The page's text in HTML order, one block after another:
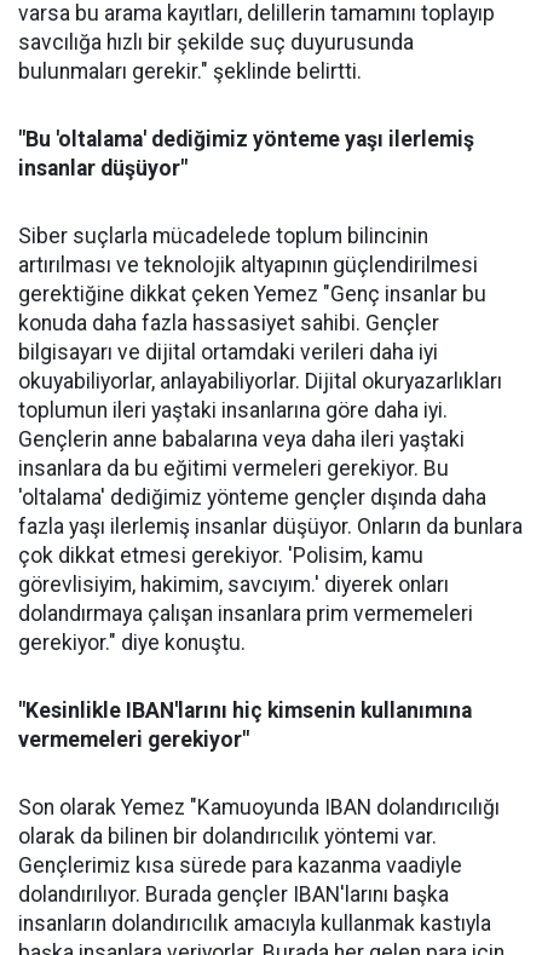
varsa bu arama kayıtları, delillerin tamamını toplayıp
savcılığa hızlı bir şekilde suç duyurusunda
bulunmaları gerekir." şeklinde belirtti.
"Bu 'oltalama' dediğimiz yönteme yaşı ilerlemiş
insanlar düşüyor"
Siber suçlarla mücadelede toplum bilincinin
artırılması ve teknolojik altyapının güçlendirilmesi
gerektiğine dikkat çeken Yemez "Genç insanlar bu
konuda daha fazla hassasiyet sahibi. Gençler
bilgisayarı ve dijital ortamdaki verileri daha iyi
okuyabiliyorlar, anlayabiliyorlar. Dijital okuryazarlıkları
toplumun ileri yaştaki insanlarına göre daha iyi.
Gençlerin anne babalarına veya daha ileri yaştaki
insanlara da bu eğitimi vermeleri gerekiyor. Bu
'oltalama' dediğimiz yönteme gençler dışında daha
fazla yaşı ilerlemiş insanlar düşüyor. Onların da bunlara
çok dikkat etmesi gerekiyor. 'Polisim, kamu
görevlisiyim, hakimim, savcıyım.' diyerek onları
dolandırmaya çalışan insanlara prim vermemeleri
gerekiyor." diye konuştu.
"Kesinlikle IBAN'larını hiç kimsenin kullanımına
vermemeleri gerekiyor"
Son olarak Yemez "Kamuoyunda IBAN dolandırıcılığı
olarak da bilinen bir dolandırıcılık yöntemi var.
Gençlerimiz kısa sürede para kazanma vaadiyle
dolandırılıyor. Burada gençler IBAN'larını başka
insanların dolandırıcılık amacıyla kullanmak kastıyla